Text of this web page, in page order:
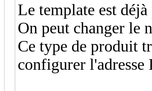
Le template est
On peut changer le
Ce type de produit
configurer l'adresse